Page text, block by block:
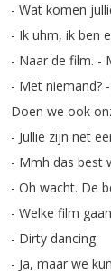
- Wat komen
- Ik uhm, ik ben
- Naar de film. -
- Met niemand? -
Doen we ook
- Jullie zijn net
- Mmh das best
- Oh wacht. De
- Welke film gaan
- Dirty dancing
- Ja, maar we